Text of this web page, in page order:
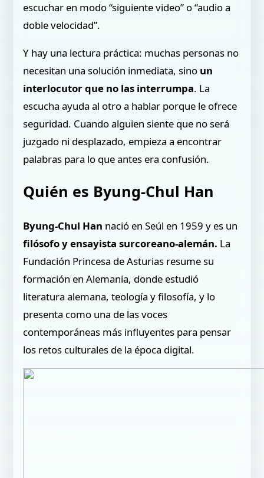
escuchar en modo “siguiente video” o “audio a
doble velocidad”.
Y hay una lectura práctica: muchas personas no
necesitan una solución inmediata, sino un
interlocutor que no las interrumpa. La
escucha ayuda al otro a hablar porque le ofrece
seguridad. Cuando alguien siente que no será
juzgado ni desplazado, empieza a encontrar
palabras para lo que antes era confusión.
Quién es Byung-Chul Han
Byung-Chul Han nació en Seúl en 1959 y es un
filósofo y ensayista surcoreano-alemán. La
Fundación Princesa de Asturias resume su
formación en Alemania, donde estudió
literatura alemana, teología y filosofía, y lo
presenta como una de las voces
contemporáneas más influyentes para pensar
los retos culturales de la época digital.